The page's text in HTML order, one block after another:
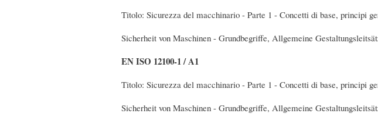
Titolo: Sicurezza del macchinario - Parte 1 - Concetti di base, principi
Sicherheit von Maschinen - Grundbegriffe, Allgemeine
EN ISO 12100-1 / A1
Titolo: Sicurezza del macchinario - Parte 1 - Concetti di base, principi
Sicherheit von Maschinen - Grundbegriffe, Allgemeine